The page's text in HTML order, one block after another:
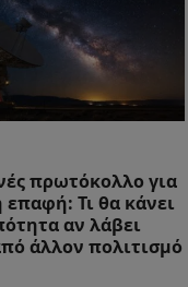
πρωτόκολλο για
επαφή: Τι θα κάνει
αν λάβει
άλλον πολιτισμό